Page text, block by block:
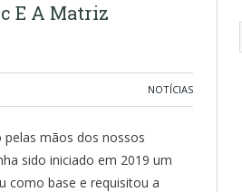
E A Matriz
NOTÍCIAS
pelas mãos dos nossos
sido iniciado em 2019 um
como base e requisitou a